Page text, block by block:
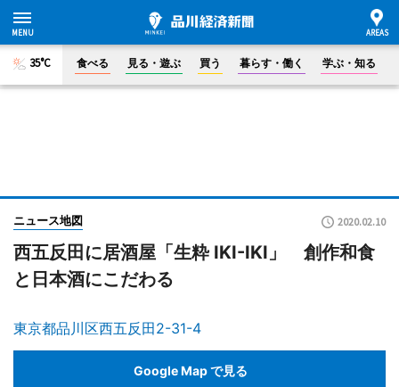
35°C 食べる 見る・遊ぶ 買う 暮らす・働く 学ぶ・知る
ニュース地図 2020.02.10
西五反田に居酒屋「生粋 IKI-IKI」 創作和食
と日本酒にこだわる
東京都品川区西五反田2-31-4
Google Map で見る